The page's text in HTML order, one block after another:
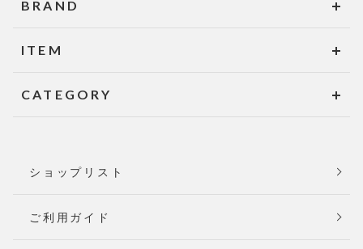
BRAND
ITEM
CATEGORY
ショップリスト
ご利用ガイド